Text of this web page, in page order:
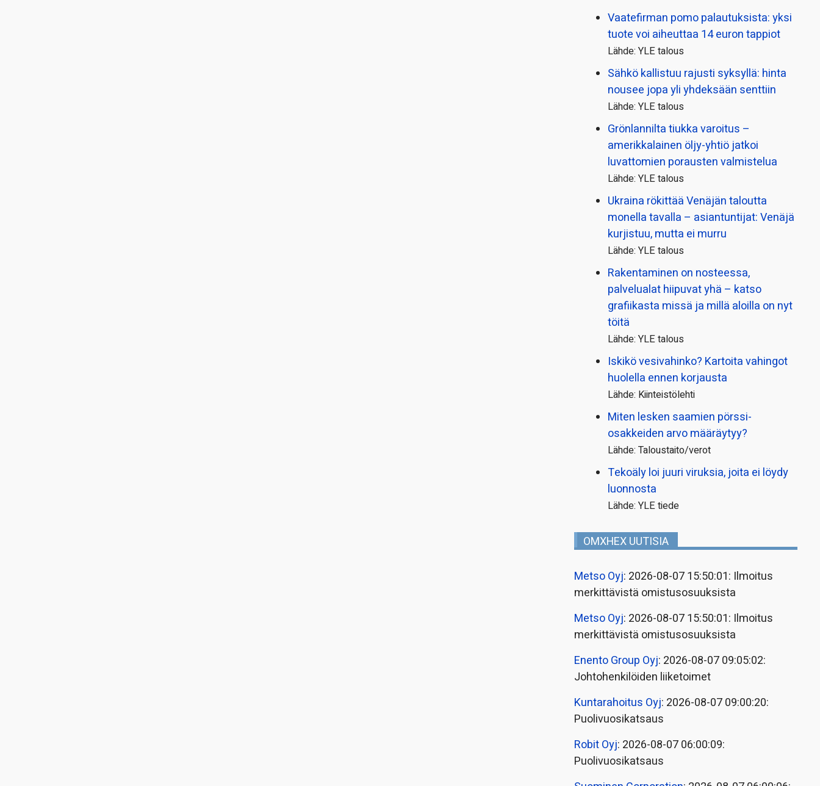
Vaatefirman pomo palautuksista: yksi
tuote voi aiheuttaa 14 euron tappiot
Lähde: YLE talous
Sähkö kallistuu rajusti syksyllä: hinta
nousee jopa yli yhdeksään senttiin
Lähde: YLE talous
Grönlannilta tiukka varoitus –
amerikkalainen öljy-yhtiö jatkoi
luvattomien porausten valmistelua
Lähde: YLE talous
Ukraina rökittää Venäjän taloutta
monella tavalla – asiantuntijat: Venäjä
kurjistuu, mutta ei murru
Lähde: YLE talous
Rakentaminen on nosteessa,
palvelualat hiipuvat yhä – katso
grafiikasta missä ja millä aloilla on nyt
töitä
Lähde: YLE talous
Iskikö vesivahinko? Kartoita vahingot
huolella ennen korjausta
Lähde: Kiinteistölehti
Miten lesken saamien pörssi­
osakkeiden arvo määräytyy?
Lähde: Taloustaito/verot
Tekoäly loi juuri viruksia, joita ei löydy
luonnosta
Lähde: YLE tiede
OMXHEX UUTISIA
Metso Oyj: 2026-08-07 15:50:01: Ilmoitus
merkittävistä omistusosuuksista
Metso Oyj: 2026-08-07 15:50:01: Ilmoitus
merkittävistä omistusosuuksista
Enento Group Oyj: 2026-08-07 09:05:02:
Johtohenkilöiden liiketoimet
Kuntarahoitus Oyj: 2026-08-07 09:00:20:
Puolivuosikatsaus
Robit Oyj: 2026-08-07 06:00:09:
Puolivuosikatsaus